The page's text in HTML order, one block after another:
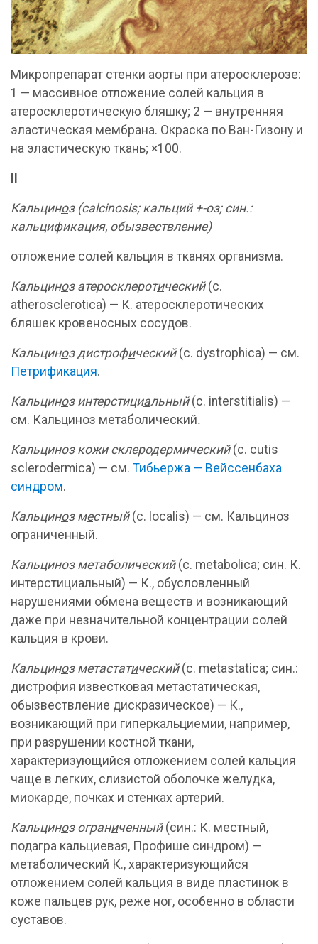
Микропрепарат стенки аорты при атеросклерозе:
1 — массивное отложение солей кальция в
атеросклеротическую бляшку; 2 — внутренняя
эластическая мембрана. Окраска по Ван-Гизону и
на эластическую ткань; ×100.
II
Кальциноз (calcinosis; кальций +-оз; син.:
кальцификация, обызвествление)
отложение солей кальция в тканях организма.
Кальциноз атеросклеротический(с.
atherosclerotica) — К. атеросклеротических
бляшек кровеносных сосудов.
Кальциноз дистрофический(с. dystrophica) — см.
Петрификация.
Кальциноз интерстициальный(с. interstitialis) —
см. Кальциноз метаболический.
Кальциноз кожи склеродермический(с. cutis
sclerodermica) — см. Тибьержа — Вейссенбаха
синдром.
Кальциноз местный(с. localis) — см. Кальциноз
ограниченный.
Кальциноз метаболический(с. metabolica; син. К.
интерстициальный) — К., обусловленный
нарушениями обмена веществ и возникающий
даже при незначительной концентрации солей
кальция в крови.
Кальциноз метастатический(с. metastatica; син.:
дистрофия известковая метастатическая,
обызвествление дискразическое) — К.,
возникающий при гиперкальциемии, например,
при разрушении костной ткани,
характеризующийся отложением солей кальция
чаще в легких, слизистой оболочке желудка,
миокарде, почках и стенках артерий.
Кальциноз ограниченный(син.: К. местный,
подагра кальциевая, Профише синдром) —
метаболический К., характеризующийся
отложением солей кальция в виде пластинок в
коже пальцев рук, реже ног, особенно в области
суставов.